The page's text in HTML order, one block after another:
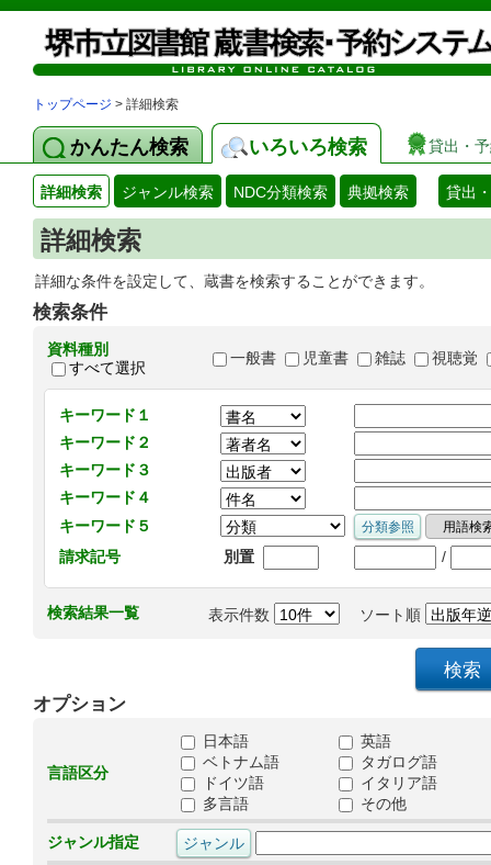
トップページ > 詳細検索
かんたん検索 いろいろ検索 貸出・
詳細検索 ジャンル検索 NDC分類検索 典拠検索 貸出
詳細検索
詳細な条件を設定して、蔵書を検索することができます。
検索条件
資料種別
すべて選択
一般書 児童書 雑誌 視聴覚
キーワード１
キーワード２
キーワード３
キーワード４
キーワード５
請求記号
別置 /
検索結果一覧 表示件数 ソート順
オプション
言語区分
日本語
英語
ベトナム語
タガログ語
ドイツ語
イタリア語
多言語
その他
ジャンル指定